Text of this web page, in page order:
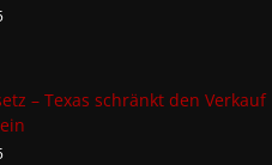
– Texas schränkt den Verkauf